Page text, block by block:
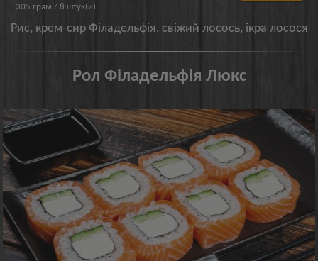
305 грам / 8 штук(и)
Рис, крем-сир Філадельфія, свіжий лосось, ікра лосося
Рол Філадельфія Люкс